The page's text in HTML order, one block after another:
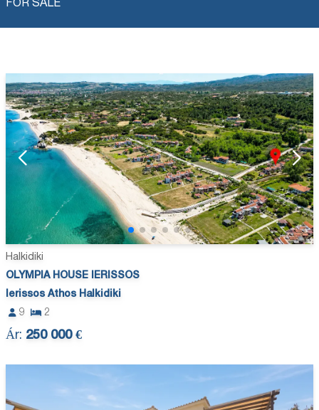
FOR SALE
Halkidiki
OLYMPIA HOUSE IERISSOS
Ierissos Athos Halkidiki
9
2
Ár: 250 000 €